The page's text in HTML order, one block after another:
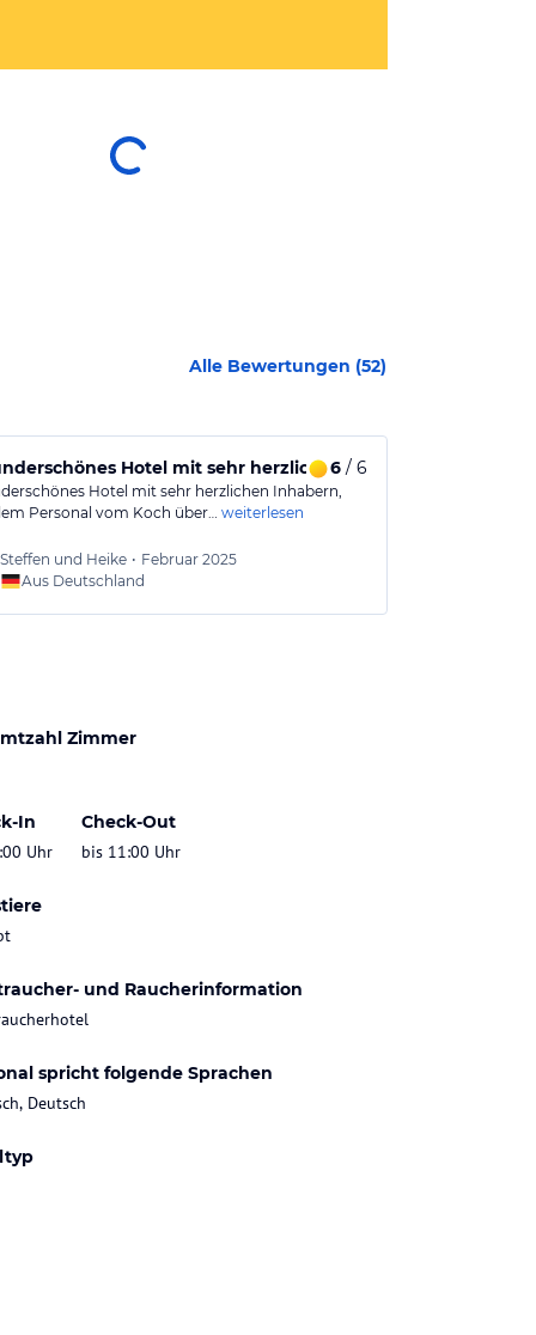
Alle Bewertungen (52)
Hotel mit sehr herzlichem und hilfsbereitem
6/ 6
Hotel mit sehr herzlichen Inhabern,
Personal vom Koch über… weiterlesen
Steffen und Heike • Februar 2025
Aus Deutschland
Zimmer
In
Uhr
Check-Out
bis 11:00 Uhr
und Raucherinformation
spricht folgende Sprachen
Deutsch